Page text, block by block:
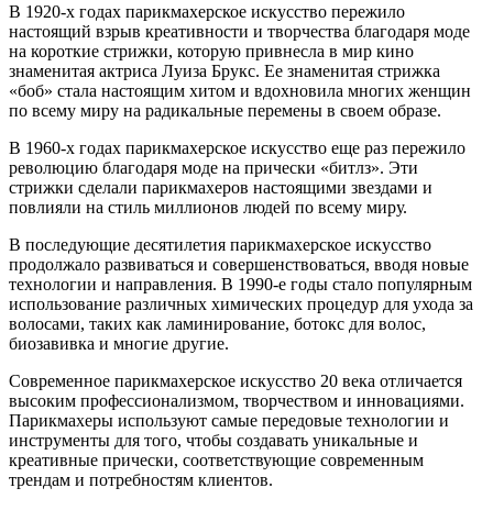
В 1920-х годах парикмахерское искусство пережило
настоящий взрыв креативности и творчества благодаря моде
на короткие стрижки, которую привнесла в мир кино
знаменитая актриса Луиза Брукс. Ее знаменитая стрижка
«боб» стала настоящим хитом и вдохновила многих женщин
по всему миру на радикальные перемены в своем образе.
В 1960-х годах парикмахерское искусство еще раз пережило
революцию благодаря моде на прически «битлз». Эти
стрижки сделали парикмахеров настоящими звездами и
повлияли на стиль миллионов людей по всему миру.
В последующие десятилетия парикмахерское искусство
продолжало развиваться и совершенствоваться, вводя новые
технологии и направления. В 1990-е годы стало популярным
использование различных химических процедур для ухода за
волосами, таких как ламинирование, ботокс для волос,
биозавивка и многие другие.
Современное парикмахерское искусство 20 века отличается
высоким профессионализмом, творчеством и инновациями.
Парикмахеры используют самые передовые технологии и
инструменты для того, чтобы создавать уникальные и
креативные прически, соответствующие современным
трендам и потребностям клиентов.